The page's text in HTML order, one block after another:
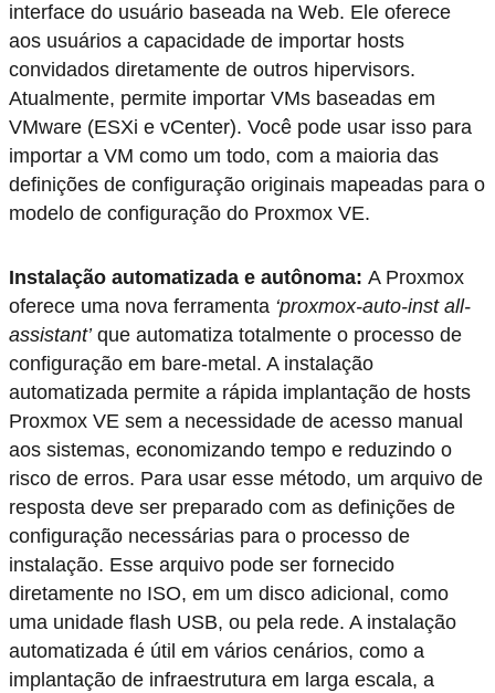
interface do usuário baseada na Web. Ele oferece
aos usuários a capacidade de importar hosts
convidados diretamente de outros hipervisors.
Atualmente, permite importar VMs baseadas em
VMware (ESXi e vCenter). Você pode usar isso para
importar a VM como um todo, com a maioria das
definições de configuração originais mapeadas para o
modelo de configuração do Proxmox VE.
Instalação automatizada e autônoma: A Proxmox
oferece uma nova ferramenta ‘proxmox-auto-inst all-
assistant’que automatiza totalmente o processo de
configuração em bare-metal. A instalação
automatizada permite a rápida implantação de hosts
Proxmox VE sem a necessidade de acesso manual
aos sistemas, economizando tempo e reduzindo o
risco de erros. Para usar esse método, um arquivo de
resposta deve ser preparado com as definições de
configuração necessárias para o processo de
instalação. Esse arquivo pode ser fornecido
diretamente no ISO, em um disco adicional, como
uma unidade flash USB, ou pela rede. A instalação
automatizada é útil em vários cenários, como a
implantação de infraestrutura em larga escala, a